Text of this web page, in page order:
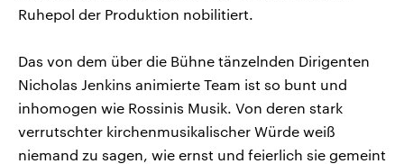
Ruhepol der Produktion nobilitiert.
Das von dem über die Bühne tänzelnden Dirigenten
Nicholas Jenkins animierte Team ist so bunt und
inhomogen wie Rossinis Musik. Von deren stark
verrutschter kirchenmusikalischer Würde weiß
niemand zu sagen, wie ernst und feierlich sie gemeint